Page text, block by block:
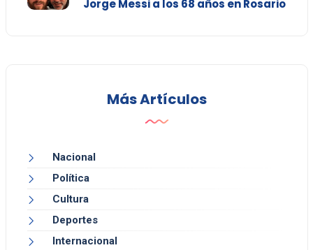
Jorge Messi a los 68 años en Rosario
Más Artículos
Nacional
Política
Cultura
Deportes
Internacional